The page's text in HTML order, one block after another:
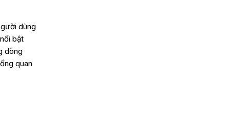
dùng
bật
dòng
quan